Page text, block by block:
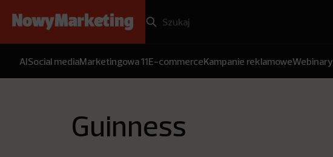
AISocial mediaMarketingowa 11E-commerceKampanie reklamoweWebinary
Guinness